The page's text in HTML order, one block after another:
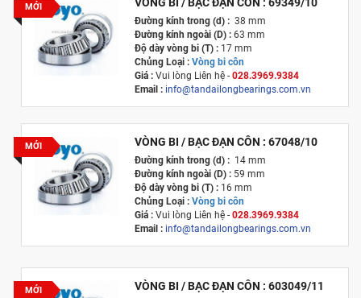
MỚI
Đường kính trong (d) :38 mm
Đường kính ngoài (D) :63 mm
Độ dày vòng bi (T) :17 mm
Chủng Loại : Vòng bi côn
Giá :Vui lòng Liên hệ - 028.3969.9384
Email : info@tandailongbearings.com.vn
MỚI VÒNG BI / BẠC ĐẠN CÔN : 67048/10
Đường kính trong (d) :14 mm
Đường kính ngoài (D) :59 mm
Độ dày vòng bi (T) :16 mm
Chủng Loại : Vòng bi côn
Giá :Vui lòng Liên hệ - 028.3969.9384
Email : info@tandailongbearings.com.vn
MỚI VÒNG BI / BẠC ĐẠN CÔN : 603049/11